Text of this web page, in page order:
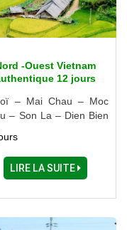
-Ouest Vietnam
12 jours
l’amour Moc Chau)
– Mai Chau – Moc
– Son La – Dien Bien
Binh - Halong
LIRE LA SUITE